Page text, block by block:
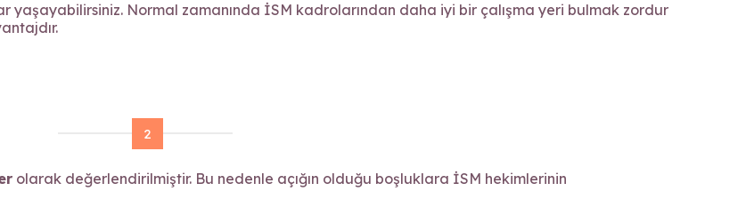
yaşayabilirsiniz. Normal zamanında İSM kadrolarından daha iyi bir çalışma yeri bulmak zordur
2
olarak değerlendirilmiştir. Bu nedenle açığın olduğu boşluklara İSM hekimlerinin